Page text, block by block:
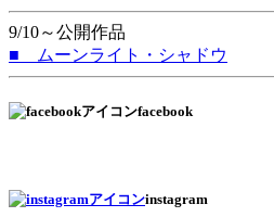
9/10～公開作品
■ ムーンライト・シャドウ
facebook
instagram